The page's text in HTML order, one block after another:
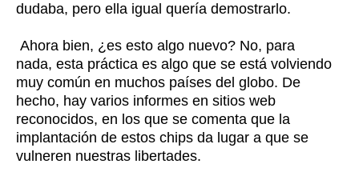
dudaba, pero ella igual quería demostrarlo.
Ahora bien, ¿es esto algo nuevo? No, para
nada, esta práctica es algo que se está volviendo
muy común en muchos países del globo. De
hecho, hay varios informes en sitios web
reconocidos, en los que se comenta que la
implantación de estos chips da lugar a que se
vulneren nuestras libertades.